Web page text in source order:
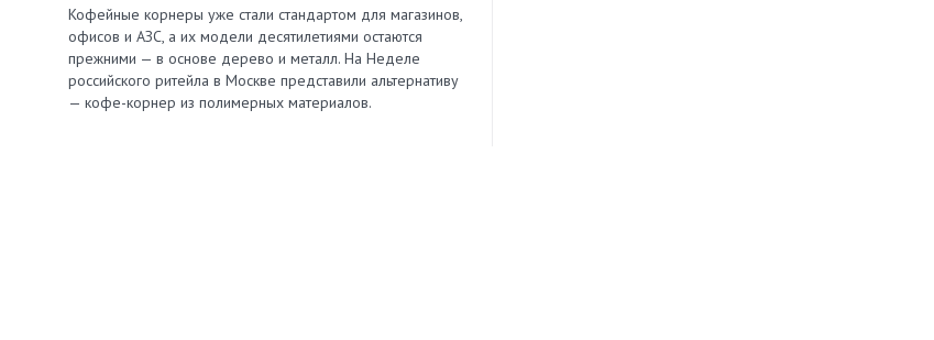
Кофейные корнеры уже стали стандартом для магазинов,
офисов и АЗС, а их модели десятилетиями остаются
прежними — в основе дерево и металл. На Неделе
российского ритейла в Москве представили альтернативу
— кофе-корнер из полимерных материалов.